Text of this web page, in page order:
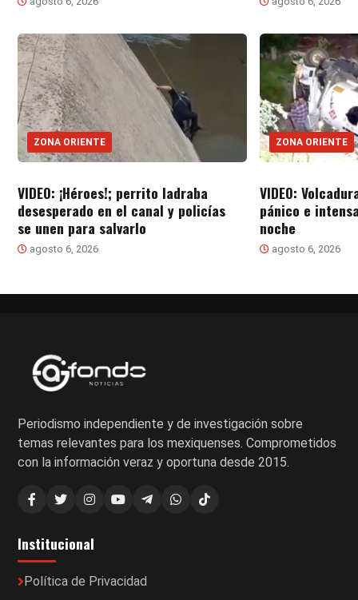
ZONA ORIENTE
VIDEO: ¡Héroes!; perrito ladraba
desesperado en el canal y policías
se unen para salvarlo
agosto 6, 2026
ZONA ORIENTE
VIDEO:
pánico e
noche
agosto 6, 2026
Periodismo independiente y de investigación sobre
temas relevantes para los mexiquenses. Comprometidos
con la información veraz y oportuna desde 2015.
Institucional
Política de Privacidad